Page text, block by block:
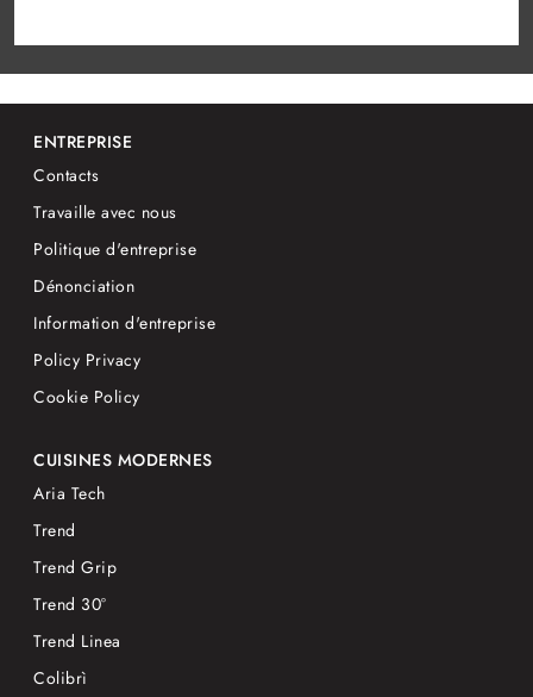
ENTREPRISE
Contacts
Travaille avec nous
Politique d'entreprise
Dénonciation
Information d'entreprise
Policy Privacy
Cookie Policy
CUISINES MODERNES
Aria Tech
Trend
Trend Grip
Trend 30°
Trend Linea
Colibrì